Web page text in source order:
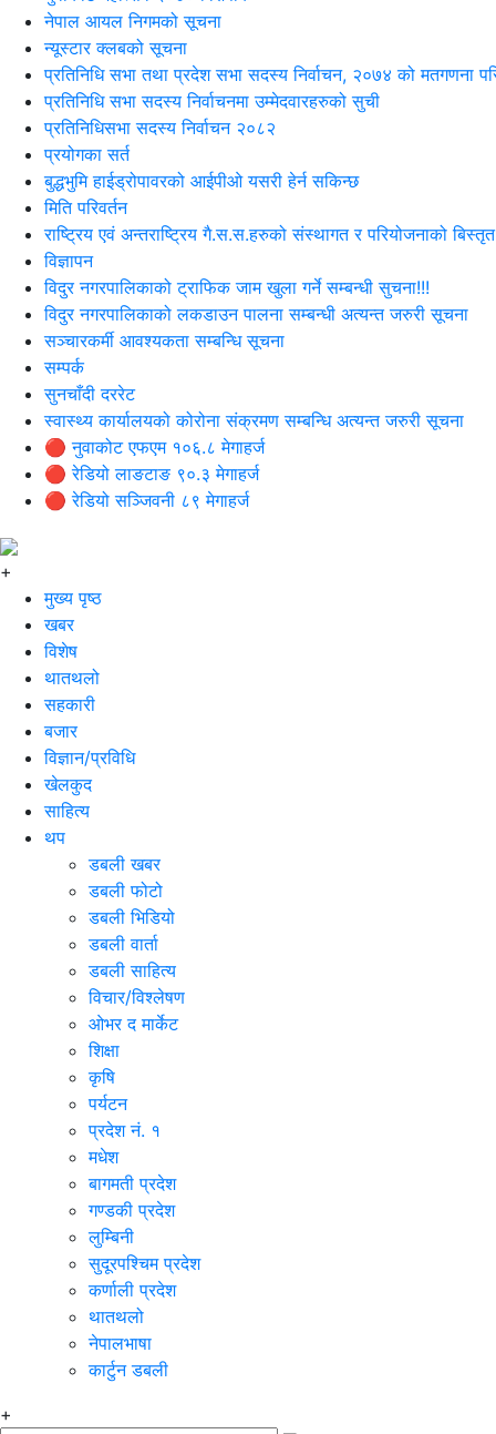
नेपाल आयल निगमको सूचना
न्यूस्टार क्लबको सूचना
प्रतिनिधि सभा तथा प्रदेश सभा सदस्य निर्वाचन, २०७४ को मतगणना
प्रतिनिधि सभा सदस्य निर्वाचनमा उम्मेदवारहरुको सुची
प्रतिनिधिसभा सदस्य निर्वाचन २०८२
प्रयोगका सर्त
बुद्धभुमि हाईड्रोपावरको आईपीओ यसरी हेर्न सकिन्छ
मिति परिवर्तन
राष्ट्रिय एवं अन्तराष्ट्रिय गै.स.स.हरुको संस्थागत र परियोजनाको
विज्ञापन
विदुर नगरपालिकाको ट्राफिक जाम खुला गर्ने सम्बन्धी सुचना!!!
विदुर नगरपालिकाको लकडाउन पालना सम्बन्धी अत्यन्त जरुरी सूचना
सञ्चारकर्मी आवश्यकता सम्बन्धि सूचना
सम्पर्क
सुनचाँदी दररेट
स्वास्थ्य कार्यालयको कोरोना संक्रमण सम्बन्धि अत्यन्त जरुरी सूचना
🔴 नुवाकोट एफएम १०६.८ मेगाहर्ज
🔴 रेडियो लाङटाङ ९०.३ मेगाहर्ज
🔴 रेडियो सञ्जिवनी ८९ मेगाहर्ज
+
मुख्य पृष्ठ
खबर
विशेष
थातथलो
सहकारी
बजार
विज्ञान/प्रविधि
खेलकुद
साहित्य
थप
डबली खबर
डबली फोटो
डबली भिडियो
डबली वार्ता
डबली साहित्य
विचार/विश्‍लेषण
ओभर द मार्केट
शिक्षा
कृषि
पर्यटन
प्रदेश नं. १
मधेश
बागमती प्रदेश
गण्डकी प्रदेश
लुम्बिनी
सुदूरपश्चिम प्रदेश
कर्णाली प्रदेश
थातथलो
नेपालभाषा
कार्टुन डबली
+